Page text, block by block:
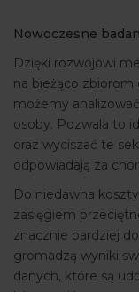
Nowoczesne
Dzięki rozwojowi
na bieżąco
możemy
osoby. Pozwala to
oraz wyciszać te
odpowiadają za
Do niedawna
zasięgiem
znacznie bardziej
gromadzą wyniki
danych, które są